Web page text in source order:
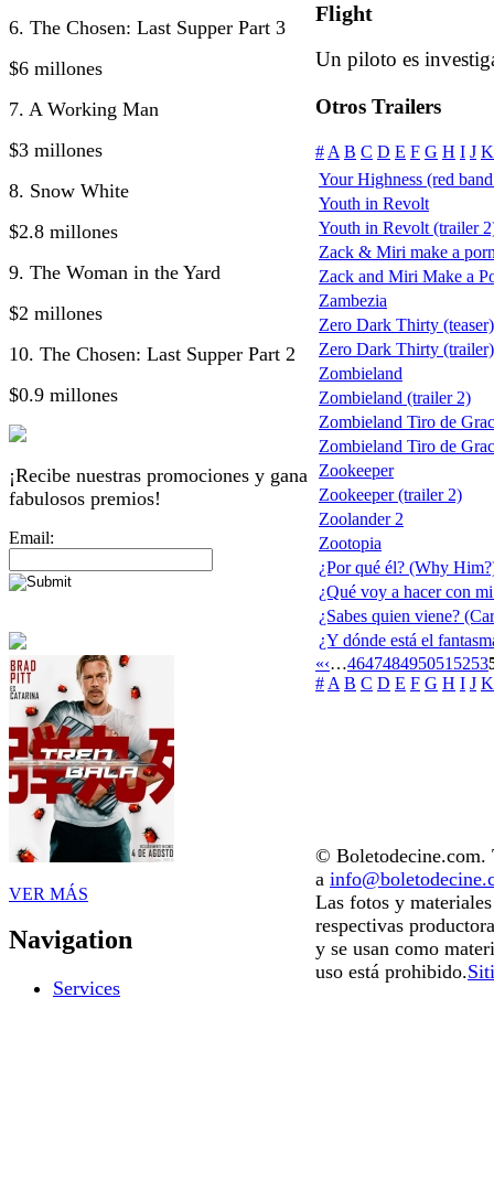
6. The Chosen: Last Supper Part 3
$6 millones
7. A Working Man
$3 millones
8. Snow White
$2.8 millones
9. The Woman in the Yard
$2 millones
10. The Chosen: Last Supper Part 2
$0.9 millones
¡Recibe nuestras promociones y gana
fabulosos premios!
Email:
VER MÁS
Navigation
Services
Flight
Un piloto es
Otros Trailers
# A B C D E F G H I J K
Your Highness (red
Youth in Revolt
Youth in Revolt (trailer
Zack & Miri make a
Zack and Miri Make a
Zambezia
Zero Dark Thirty (teaser)
Zero Dark Thirty (trailer)
Zombieland
Zombieland (trailer 2)
Zombieland Tiro de
Zombieland Tiro de
Zookeeper
Zookeeper (trailer 2)
Zoolander 2
Zootopia
¿Por qué él? (Why
¿Qué voy a hacer con
¿Sabes quien viene?
¿Y dónde está el
«‹…464748495051 5253
# A B C D E F G H I J K
© Boletodecine.com.
a
Las fotos y
respectivas
y se usan como
uso está prohibido.